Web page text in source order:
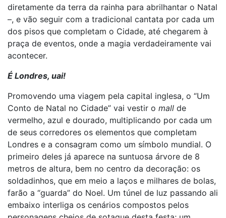
diretamente da terra da rainha para abrilhantar o Natal
–, e vão seguir com a tradicional cantata por cada um
dos pisos que completam o Cidade, até chegarem à
praça de eventos, onde a magia verdadeiramente vai
acontecer.
É Londres, uai!
Promovendo uma viagem pela capital inglesa, o “Um
Conto de Natal no Cidade” vai vestir o mall de
vermelho, azul e dourado, multiplicando por cada um
de seus corredores os elementos que completam
Londres e a consagram como um símbolo mundial. O
primeiro deles já aparece na suntuosa árvore de 8
metros de altura, bem no centro da decoração: os
soldadinhos, que em meio a laços e milhares de bolas,
farão a “guarda” do Noel. Um túnel de luz passando ali
embaixo interliga os cenários compostos pelos